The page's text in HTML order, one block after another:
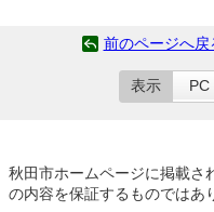
前のページへ戻
表示 PC
秋田市ホームページに掲載さ
の内容を保証するものではあ